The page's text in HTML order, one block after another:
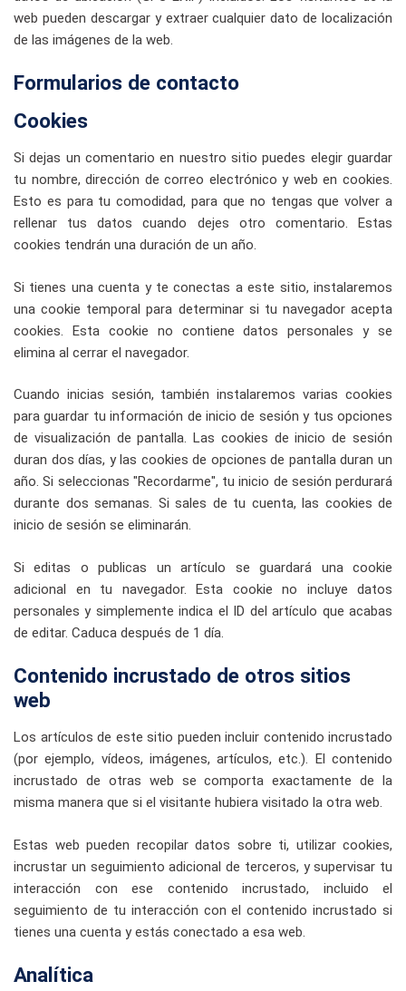
web pueden descargar y extraer cualquier dato de localización
de las imágenes de la web.
Formularios de contacto
Cookies
Si dejas un comentario en nuestro sitio puedes elegir guardar
tu nombre, dirección de correo electrónico y web en cookies.
Esto es para tu comodidad, para que no tengas que volver a
rellenar tus datos cuando dejes otro comentario. Estas
cookies tendrán una duración de un año.
Si tienes una cuenta y te conectas a este sitio, instalaremos
una cookie temporal para determinar si tu navegador acepta
cookies. Esta cookie no contiene datos personales y se
elimina al cerrar el navegador.
Cuando inicias sesión, también instalaremos varias cookies
para guardar tu información de inicio de sesión y tus opciones
de visualización de pantalla. Las cookies de inicio de sesión
duran dos días, y las cookies de opciones de pantalla duran un
año. Si seleccionas "Recordarme", tu inicio de sesión perdurará
durante dos semanas. Si sales de tu cuenta, las cookies de
inicio de sesión se eliminarán.
Si editas o publicas un artículo se guardará una cookie
adicional en tu navegador. Esta cookie no incluye datos
personales y simplemente indica el ID del artículo que acabas
de editar. Caduca después de 1 día.
Contenido incrustado de otros sitios
web
Los artículos de este sitio pueden incluir contenido incrustado
(por ejemplo, vídeos, imágenes, artículos, etc.). El contenido
incrustado de otras web se comporta exactamente de la
misma manera que si el visitante hubiera visitado la otra web.
Estas web pueden recopilar datos sobre ti, utilizar cookies,
incrustar un seguimiento adicional de terceros, y supervisar tu
interacción con ese contenido incrustado, incluido el
seguimiento de tu interacción con el contenido incrustado si
tienes una cuenta y estás conectado a esa web.
Analítica